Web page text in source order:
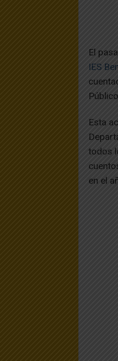
El
IES
Esta
todos
en el